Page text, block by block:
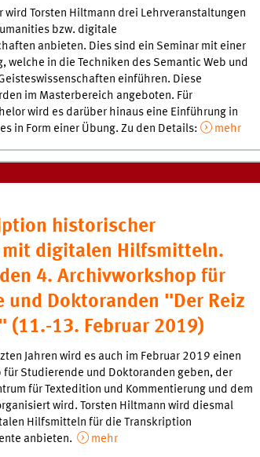
wird Torsten Hiltmann drei Lehrveranstaltungen
bzw. digitale
anbieten. Dies sind ein Seminar mit einer
welche in die Techniken des Semantic Web und
einführen. Diese
im Masterbereich angeboten. Für
wird es darüber hinaus eine Einführung in
in Form einer Übung. Zu den Details:
mehr
historischer
mit digitalen Hilfsmitteln.
4. Archivworkshop für
und Doktoranden "Der Reiz
(11.-13. Februar 2019)
Jahren wird es auch im Februar 2019 einen
Studierende und Doktoranden geben, der
für Textedition und Kommentierung und dem
wird. Torsten Hiltmann wird diesmal
Hilfsmitteln für die Transkription
anbieten.
mehr